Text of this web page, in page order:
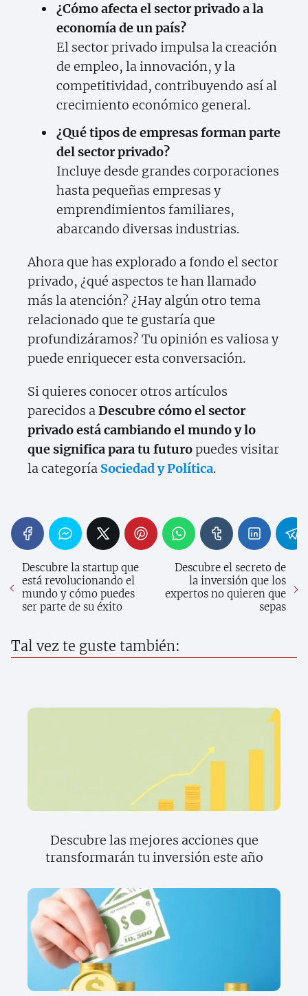
¿Cómo afecta el sector privado a la
economía de un país?
El sector privado impulsa la creación
de empleo, la innovación, y la
competitividad, contribuyendo así al
crecimiento económico general.
¿Qué tipos de empresas forman parte
del sector privado?
Incluye desde grandes corporaciones
hasta pequeñas empresas y
emprendimientos familiares,
abarcando diversas industrias.
Ahora que has explorado a fondo el sector
privado, ¿qué aspectos te han llamado
más la atención? ¿Hay algún otro tema
relacionado que te gustaría que
profundizáramos? Tu opinión es valiosa y
puede enriquecer esta conversación.
Si quieres conocer otros artículos
parecidos aDescubre cómo el sector
privado está cambiando el mundo y lo
que significa para tu futuropuedes visitar
la categoría Sociedad y Política.
Descubre la startup que
está revolucionando el
mundo y cómo puedes
ser parte de su éxito
Descubre el secreto de
la inversión que los
expertos no quieren que
sepas
Tal vez te guste también:
Descubre las mejores acciones que
transformarán tu inversión este año